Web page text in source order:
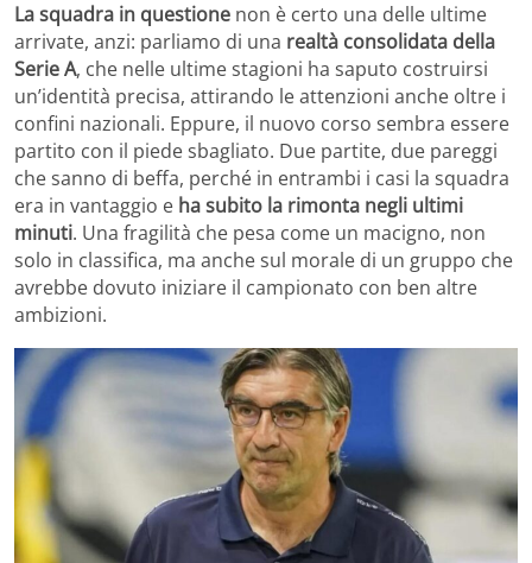
La squadra in questione non è certo una delle ultime
arrivate, anzi: parliamo di una realtà consolidata della
Serie A, che nelle ultime stagioni ha saputo costruirsi
un’identità precisa, attirando le attenzioni anche oltre i
confini nazionali. Eppure, il nuovo corso sembra essere
partito con il piede sbagliato. Due partite, due pareggi
che sanno di beffa, perché in entrambi i casi la squadra
era in vantaggio e ha subito la rimonta negli ultimi
minuti. Una fragilità che pesa come un macigno, non
solo in classifica, ma anche sul morale di un gruppo che
avrebbe dovuto iniziare il campionato con ben altre
ambizioni.